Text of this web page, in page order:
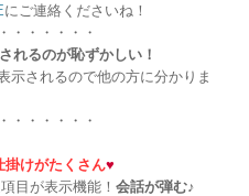
にご連絡くださいね！
・・・・・・
れるのが恥ずかしい！
示されるので他の方に分かりま
・・・・・・
掛けがたくさん♥
目が表示機能！ 会話が弾む♪